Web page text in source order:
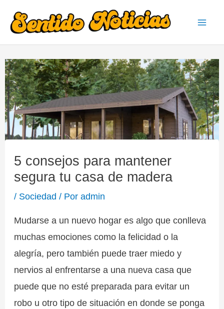
5 consejos para mantener
segura tu casa de madera
/ Sociedad / Poradmin
Mudarse a un nuevo hogar es algo que conlleva
muchas emociones como la felicidad o la
alegría, pero también puede traer miedo y
nervios al enfrentarse a una nueva casa que
puede que no esté preparada para evitar un
robo u otro tipo de situación en donde se ponga